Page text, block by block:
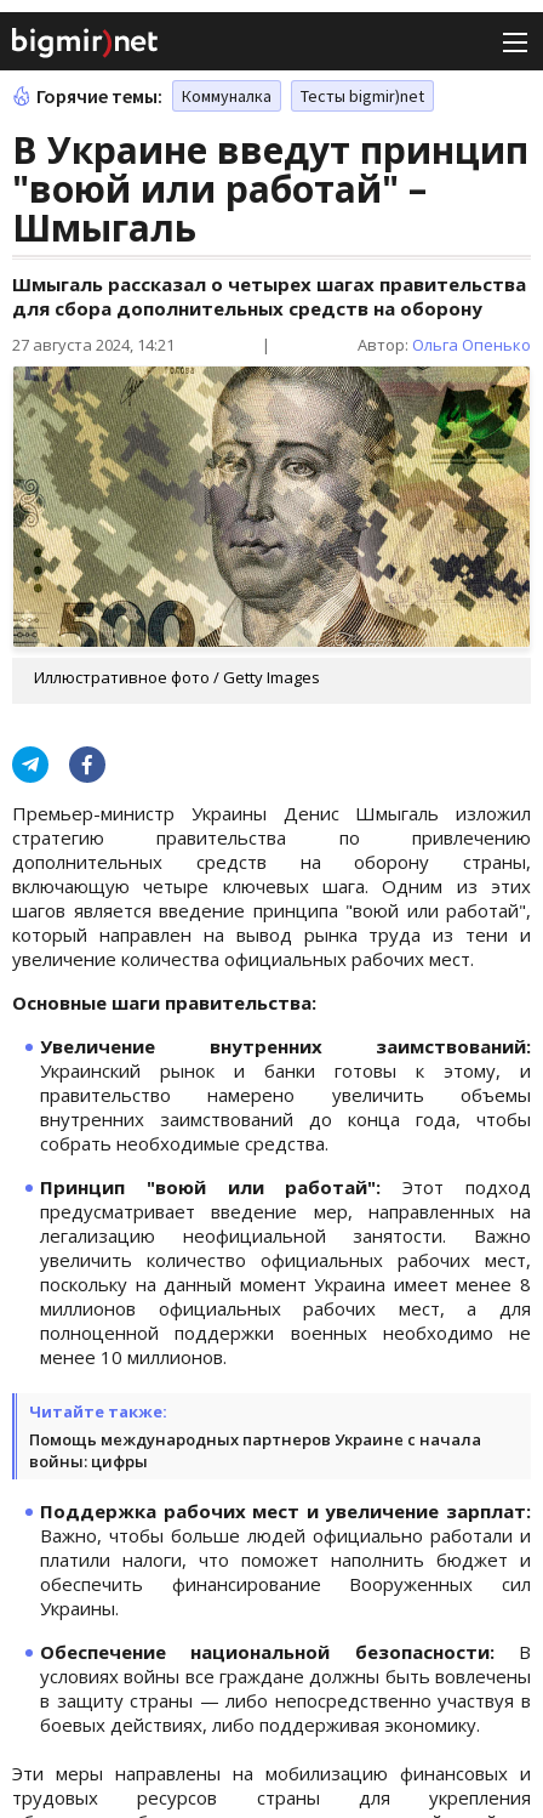
Горячие темы: Коммуналка Тесты bigmir)net
В Украине введут принцип
"воюй или работай" –
Шмыгаль
Шмыгаль рассказал о четырех шагах правительства
для сбора дополнительных средств на оборону
27 августа 2024, 14:21 | Автор: Ольга Опенько
Иллюстративное фото / Getty Images
Премьер-министр Украины Денис Шмыгаль изложил
стратегию правительства по привлечению
дополнительных средств на оборону страны,
включающую четыре ключевых шага. Одним из этих
шагов является введение принципа "воюй или работай",
который направлен на вывод рынка труда из тени и
увеличение количества официальных рабочих мест.
Основные шаги правительства:
Увеличение внутренних заимствований:
Украинский рынок и банки готовы к этому, и
правительство намерено увеличить объемы
внутренних заимствований до конца года, чтобы
собрать необходимые средства.
Принцип "воюй или работай": Этот подход
предусматривает введение мер, направленных на
легализацию неофициальной занятости. Важно
увеличить количество официальных рабочих мест,
поскольку на данный момент Украина имеет менее 8
миллионов официальных рабочих мест, а для
полноценной поддержки военных необходимо не
менее 10 миллионов.
Читайте также:
Помощь международных партнеров Украине с начала
войны: цифры
Поддержка рабочих мест и увеличение зарплат:
Важно, чтобы больше людей официально работали и
платили налоги, что поможет наполнить бюджет и
обеспечить финансирование Вооруженных сил
Украины.
Обеспечение национальной безопасности:В
условиях войны все граждане должны быть вовлечены
в защиту страны — либо непосредственно участвуя в
боевых действиях, либо поддерживая экономику.
Эти меры направлены на мобилизацию финансовых и
трудовых ресурсов страны для укрепления